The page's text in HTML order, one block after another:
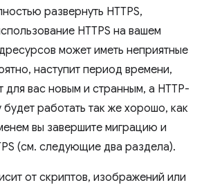
развернуть HTTPS,
HTTPS на вашем
может иметь неприятные
наступит период времени,
для вас новым и странным, а HTTP-
работать так же хорошо, как
вы завершите миграцию и
(см. следующие два раздела).
от скриптов, изображений или